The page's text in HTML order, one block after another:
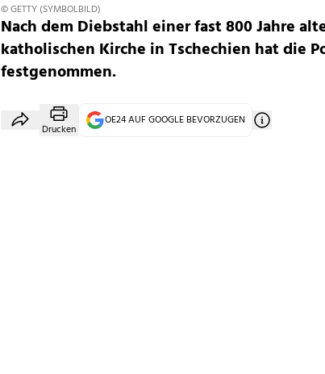
© GETTY (SYMBOLBILD)
Nach dem Diebstahl einer fast 800 Jahre
katholischen Kirche in Tschechien hat die
festgenommen.
Drucken
OE24 AUF GOOGLE BEVORZUGEN